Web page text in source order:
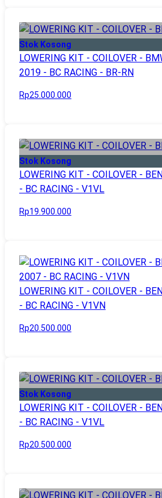
Stok Kosong
LOWERING KIT - COILOVER -
2019 - BC RACING - BR-RN
Rp25.000.000
Stok Kosong
LOWERING KIT - COILOVER -
- BC RACING - V1VL
Rp19.900.000
LOWERING KIT - COILOVER -
- BC RACING - V1VN
Rp20.500.000
Stok Kosong
LOWERING KIT - COILOVER -
- BC RACING - V1VL
Rp20.500.000